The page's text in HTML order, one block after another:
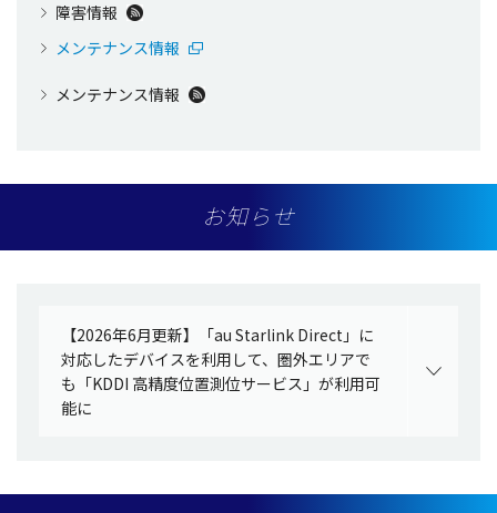
障害情報
メンテナンス情報
メンテナンス情報
お知らせ
【2026年6月更新】「au Starlink Direct」に
対応したデバイスを利用して、圏外エリアで
も「KDDI 高精度位置測位サービス」が利用可
能に